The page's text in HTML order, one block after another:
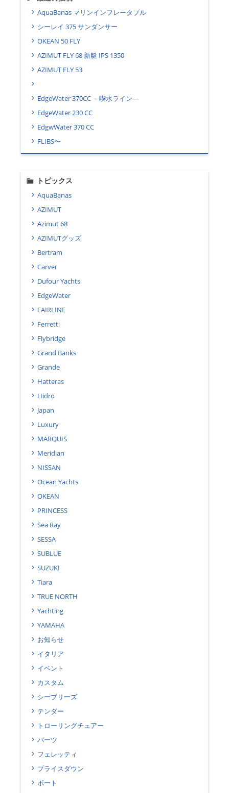
AquaBanas マリンインフレータブル
シーレイ 375 サンダンサー
OKEAN 50 FLY
AZIMUT FLY 68 新艇 IPS 1350
AZIMUT FLY 53
EdgeWater 370CC －喫水ライン―
EdgeWater 230 CC
EdgwWater 370 CC
FLIBS〜
トピックス
AquaBanas
AZIMUT
Azimut 68
AZIMUTグッズ
Bertram
Carver
Dufour Yachts
EdgeWater
FAIRLINE
Ferretti
Flybridge
Grand Banks
Grande
Hatteras
Hidro
Japan
Luxury
MARQUIS
Meridian
NISSAN
Ocean Yachts
OKEAN
PRINCESS
Sea Ray
SESSA
SUBLUE
SUZUKI
Tiara
TRUE NORTH
Yachting
YAMAHA
お知らせ
イタリア
イベント
カスタム
シーブリーズ
テンダー
トローリングチェアー
パーツ
フェレッティ
プライスダウン
ボート